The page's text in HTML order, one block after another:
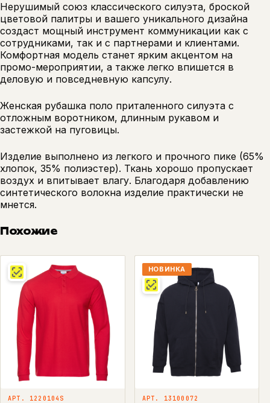
Нерушимый союз классического силуэта, броской
цветовой палитры и вашего уникального дизайна
создаст мощный инструмент коммуникации как с
сотрудниками, так и с партнерами и клиентами.
Комфортная модель станет ярким акцентом на
промо-мероприятии, а также легко впишется в
деловую и повседневную капсулу.
Женская рубашка поло приталенного силуэта с
отложным воротником, длинным рукавом и
застежкой на пуговицы.
Изделие выполнено из легкого и прочного пике (65%
хлопок, 35% полиэстер). Ткань хорошо пропускает
воздух и впитывает влагу. Благодаря добавлению
синтетического волокна изделие практически не
мнется.
Похожие
АРТ. 1220104S
НОВИНКА
АРТ. 13100072